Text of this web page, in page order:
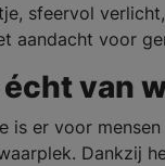
sfeervol
aandacht voor
van
is er voor
Dankzij